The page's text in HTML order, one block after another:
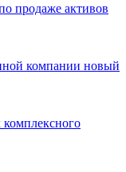
продаже активов
компании новый